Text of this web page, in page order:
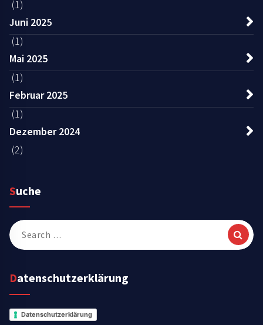
(1)
Juni 2025
(1)
Mai 2025
(1)
Februar 2025
(1)
Dezember 2024
(2)
Suche
Search
for:
Datenschutzerklärung
Datenschutzerklärung